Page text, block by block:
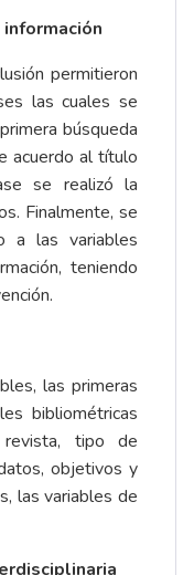
permitieron
las cuales se
búsqueda
acuerdo al título
se realizó la
Finalmente, se
a las variables
teniendo
las primeras
bibliométricas
tipo de
objetivos y
las variables de